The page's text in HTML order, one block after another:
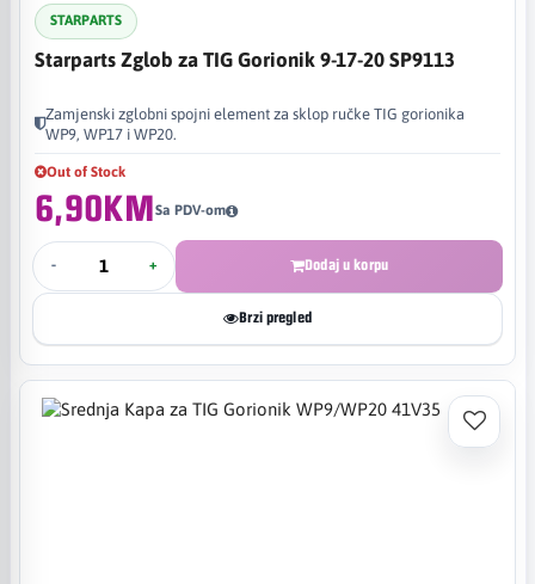
STARPARTS
Starparts Zglob za TIG Gorionik 9-17-20 SP9113
Zamjenski zglobni spojni element za sklop ručke TIG gorionika
WP9, WP17 i WP20.
Out of Stock
6,90KMSa PDV-om
- + Dodaj u korpu
Brzi pregled